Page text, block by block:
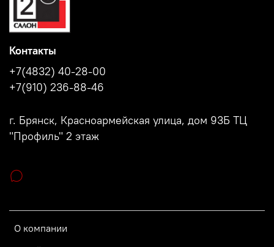
О компании
Контакты
+7(4832) 40-28-00
+7(910) 236-88-46
г. Брянск, Красноармейская улица, дом 93Б ТЦ
"Профиль" 2 этаж